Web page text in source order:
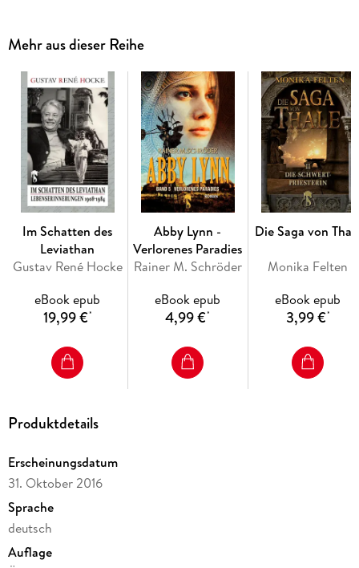
jeder Einzelne träumt davon, möglichst schnell als reicher
Mann wieder in seine Heimat zurückkehren zu können . . .
Mehr aus dieser Reihe
Im Schatten des
Leviathan
Gustav René Hocke
eBook epub
19,99 €*
Abby Lynn -
Verlorenes Paradies
Rainer M. Schröder
eBook epub
4,99 €*
Die Saga von
Monika Felten
eBook epub
3,99 €*
Produktdetails
Erscheinungsdatum
31. Oktober 2016
Sprache
deutsch
Auflage